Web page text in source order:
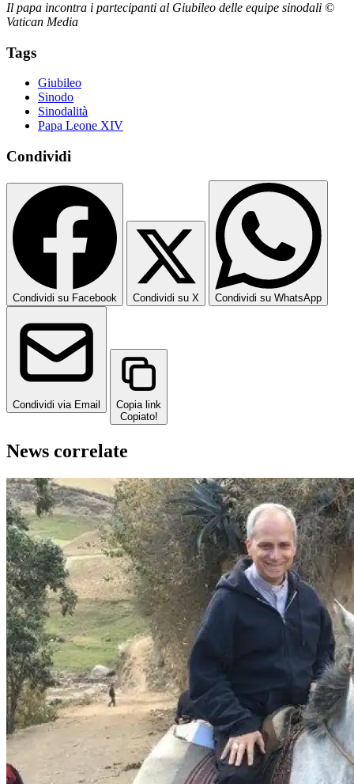
Il papa incontra i partecipanti al Giubileo delle equipe sinodali ©
Vatican Media
Tags
Giubileo
Sinodo
Sinodalità
Papa Leone XIV
Condividi
Condividi su Facebook Condividi su X Condividi su WhatsApp
Condividi via Email
Copia link
Copiato!
News correlate